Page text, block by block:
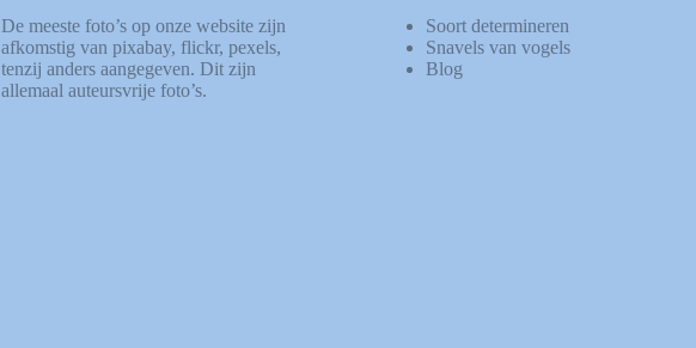
De meeste foto’s op onze website zijn
afkomstig van pixabay, flickr, pexels,
tenzij anders aangegeven. Dit zijn
allemaal auteursvrije foto’s.
Soort determineren
Snavels van vogels
Blog